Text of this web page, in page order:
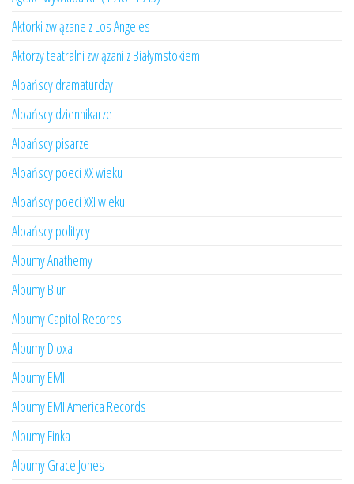
Aktorki związane z Los Angeles
Aktorzy teatralni związani z Białymstokiem
Albańscy dramaturdzy
Albańscy dziennikarze
Albańscy pisarze
Albańscy poeci XX wieku
Albańscy poeci XXI wieku
Albańscy politycy
Albumy Anathemy
Albumy Blur
Albumy Capitol Records
Albumy Dioxa
Albumy EMI
Albumy EMI America Records
Albumy Finka
Albumy Grace Jones